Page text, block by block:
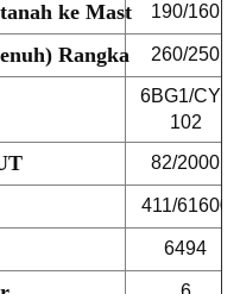
ke Mast 190/160
Rangka 260/250
6BG1/CY6
102
82/2000
411/61600
6494